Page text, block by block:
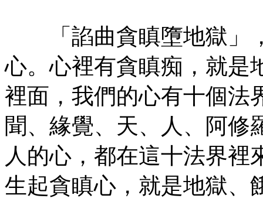
「諂曲貪瞋墮地獄」
心。心裡有貪瞋痴，就是
裡面，我們的心有十個法
聞、緣覺、天、人、阿修
人的心，都在這十法界裡
生起貪瞋心，就是地獄、